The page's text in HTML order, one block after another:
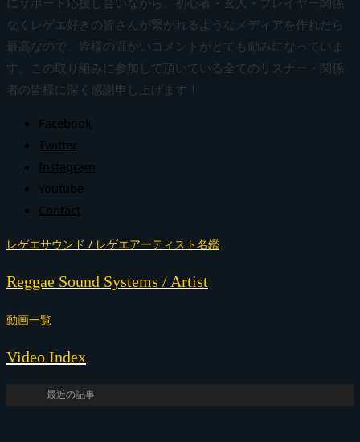
なくレゲエ好きの皆さんが繋がれるようなメディアを作れたら
最高なので、皆様の温かいコメントがとても励みになっていま
す。この取り組みに参加して頂いている全てのリスナー・関係
者の皆様に深く感謝申し上げます！
Facebook
Twitter
Instagram
Youtube
Contact
レゲエサウンド / レゲエアーティスト名鑑
Reggae Sound Systems / Artist
動画一覧
Video Index
最近の記事